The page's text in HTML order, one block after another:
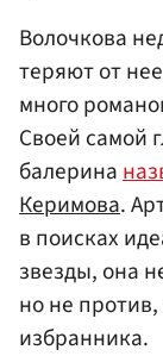
Волочкова
теряют от
много
Своей самой
балерина
Керимова.
в поисках
звезды, она
но не против,
избранника.